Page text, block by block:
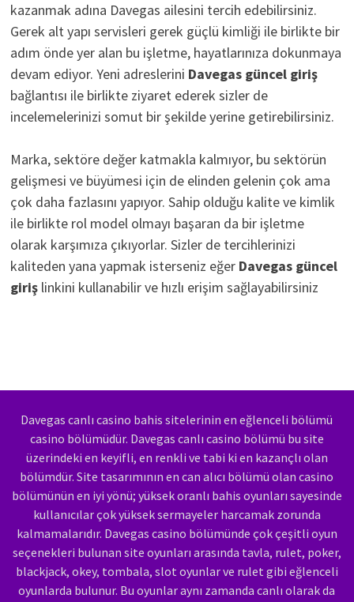
kazanmak adına Davegas ailesini tercih edebilirsiniz.
Gerek alt yapı servisleri gerek güçlü kimliği ile birlikte bir
adım önde yer alan bu işletme, hayatlarınıza dokunmaya
devam ediyor. Yeni adreslerini Davegas güncel giriş
bağlantısı ile birlikte ziyaret ederek sizler de
incelemelerinizi somut bir şekilde yerine getirebilirsiniz.
Marka, sektöre değer katmakla kalmıyor, bu sektörün
gelişmesi ve büyümesi için de elinden gelenin çok ama
çok daha fazlasını yapıyor. Sahip olduğu kalite ve kimlik
ile birlikte rol model olmayı başaran da bir işletme
olarak karşımıza çıkıyorlar. Sizler de tercihlerinizi
kaliteden yana yapmak isterseniz eğer Davegas güncel
giriş linkini kullanabilir ve hızlı erişim sağlayabilirsiniz
Davegas canlı casino bahis sitelerinin en eğlenceli bölümü
casino bölümüdür. Davegas canlı casino bölümü bu site
üzerindeki en keyifli, en renkli ve tabi ki en kazançlı olan
bölümdür. Site tasarımının en can alıcı bölümü olan casino
bölümünün en iyi yönü; yüksek oranlı bahis oyunları sayesinde
kullanıcılar çok yüksek sermayeler harcamak zorunda
kalmamalarıdır. Davegas casino bölümünde çok çeşitli oyun
seçenekleri bulunan site oyunları arasında tavla, rulet, poker,
blackjack, okey, tombala, slot oyunlar ve rulet gibi eğlenceli
oyunlarda bulunur. Bu oyunlar aynı zamanda canlı olarak da